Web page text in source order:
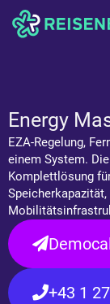
Skip
content
Energy
EZA-Regelung,
einem System.
Komplettlösung
+43 1